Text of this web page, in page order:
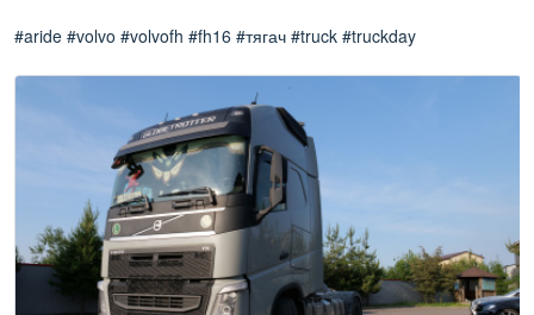
#aride #volvo #volvofh #fh16 #тягач #truck #truckday